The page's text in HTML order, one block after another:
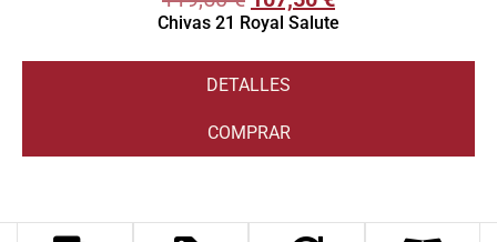
Chivas 21 Royal Salute
DETALLES
COMPRAR